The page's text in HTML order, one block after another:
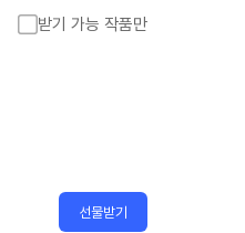
받기 가능 작품만
선물받기